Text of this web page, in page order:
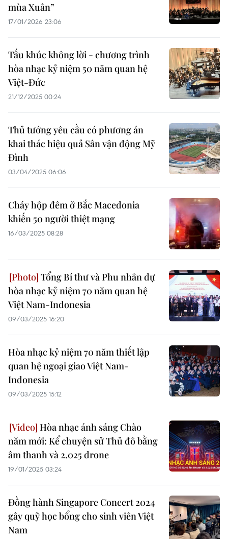
mùa Xuân”
17/01/2026 23:06
Tấu khúc không lời - chương trình
hòa nhạc kỷ niệm 50 năm quan hệ
Việt-Đức
21/12/2025 00:24
Thủ tướng yêu cầu có phương án
khai thác hiệu quả Sân vận động Mỹ
Đình
03/04/2025 06:06
Cháy hộp đêm ở Bắc Macedonia
khiến 50 người thiệt mạng
16/03/2025 08:28
Tổng Bí thư và Phu nhân dự
hòa nhạc kỷ niệm 70 năm quan hệ
Việt Nam-Indonesia
09/03/2025 16:20
Hòa nhạc kỷ niệm 70 năm thiết lập
quan hệ ngoại giao Việt Nam-
Indonesia
09/03/2025 15:12
Hòa nhạc ánh sáng Chào
năm mới: Kể chuyện sử Thủ đô bằng
âm thanh và 2.025 drone
19/01/2025 03:24
Đồng hành Singapore Concert 2024
gây quỹ học bổng cho sinh viên Việt
Nam